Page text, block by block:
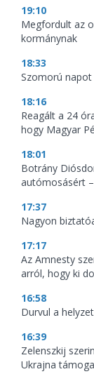
19:10
Megfordult az
kormánynak
18:33
Szomorú
18:16
Reagált a 24
hogy Magyar
18:01
Botrány
autómosásért
17:37
Nagyon
17:17
Az Amnesty
arról, hogy ki
16:58
Durvul a
16:39
Zelenszkij
Ukrajna